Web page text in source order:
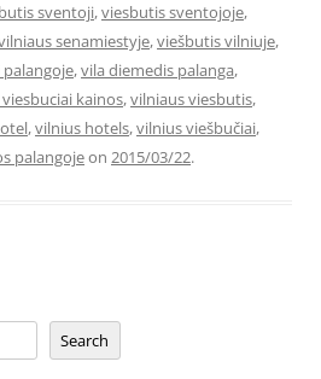
sventoji,viesbutis sventojoje,
senamiestyje,viešbutis vilniuje,
,vila diemedis palanga,
kainos,vilniaus viesbutis,
,vilnius hotels,vilnius viešbučiai,
palangojeon 2015/03/22.
Search